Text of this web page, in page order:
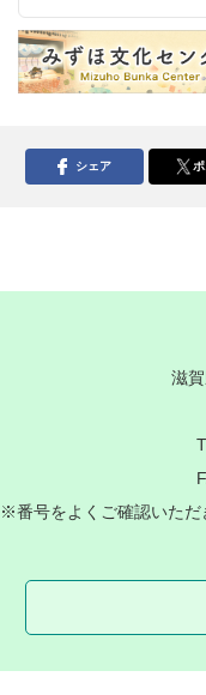
シェア
滋
※番号をよくご確認いただ